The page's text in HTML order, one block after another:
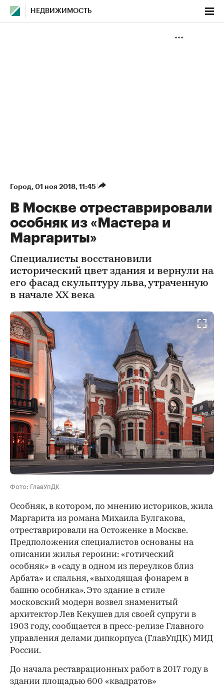
НЕДВИЖИМОСТЬ
Город⁠, 01 ноя 2018, 11:45
В Москве отреставрировали
особняк из «Мастера и
Маргариты»
Специалисты восстановили
исторический цвет здания и вернули на
его фасад скульптуру льва, утраченную
в начале ХХ века
Фото: ГлавУпДК
Особняк, в котором, по мнению историков, жила
Маргарита из романа Михаила Булгакова,
отреставрировали на Остоженке в Москве.
Предположения специалистов основаны на
описании жилья героини: «готический
особняк» в «саду в одном из переулков близ
Арбата» и спальня, «выходящая фонарем в
башню особняка». Это здание в стиле
московский модерн возвел знаменитый
архитектор Лев Кекушев для своей супруги в
1903 году, сообщается в пресс-релизе Главного
управления делами дипкорпуса (ГлавУпДК) МИД
России.
До начала реставрационных работ в 2017 году в
здании площадью 600 «квадратов»